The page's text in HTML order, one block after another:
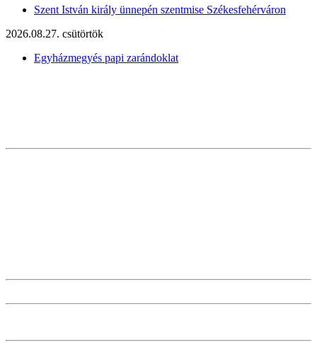
Szent István király ünnepén szentmise Székesfehérváron
2026.08.27. csütörtök
Egyházmegyés papi zarándoklat